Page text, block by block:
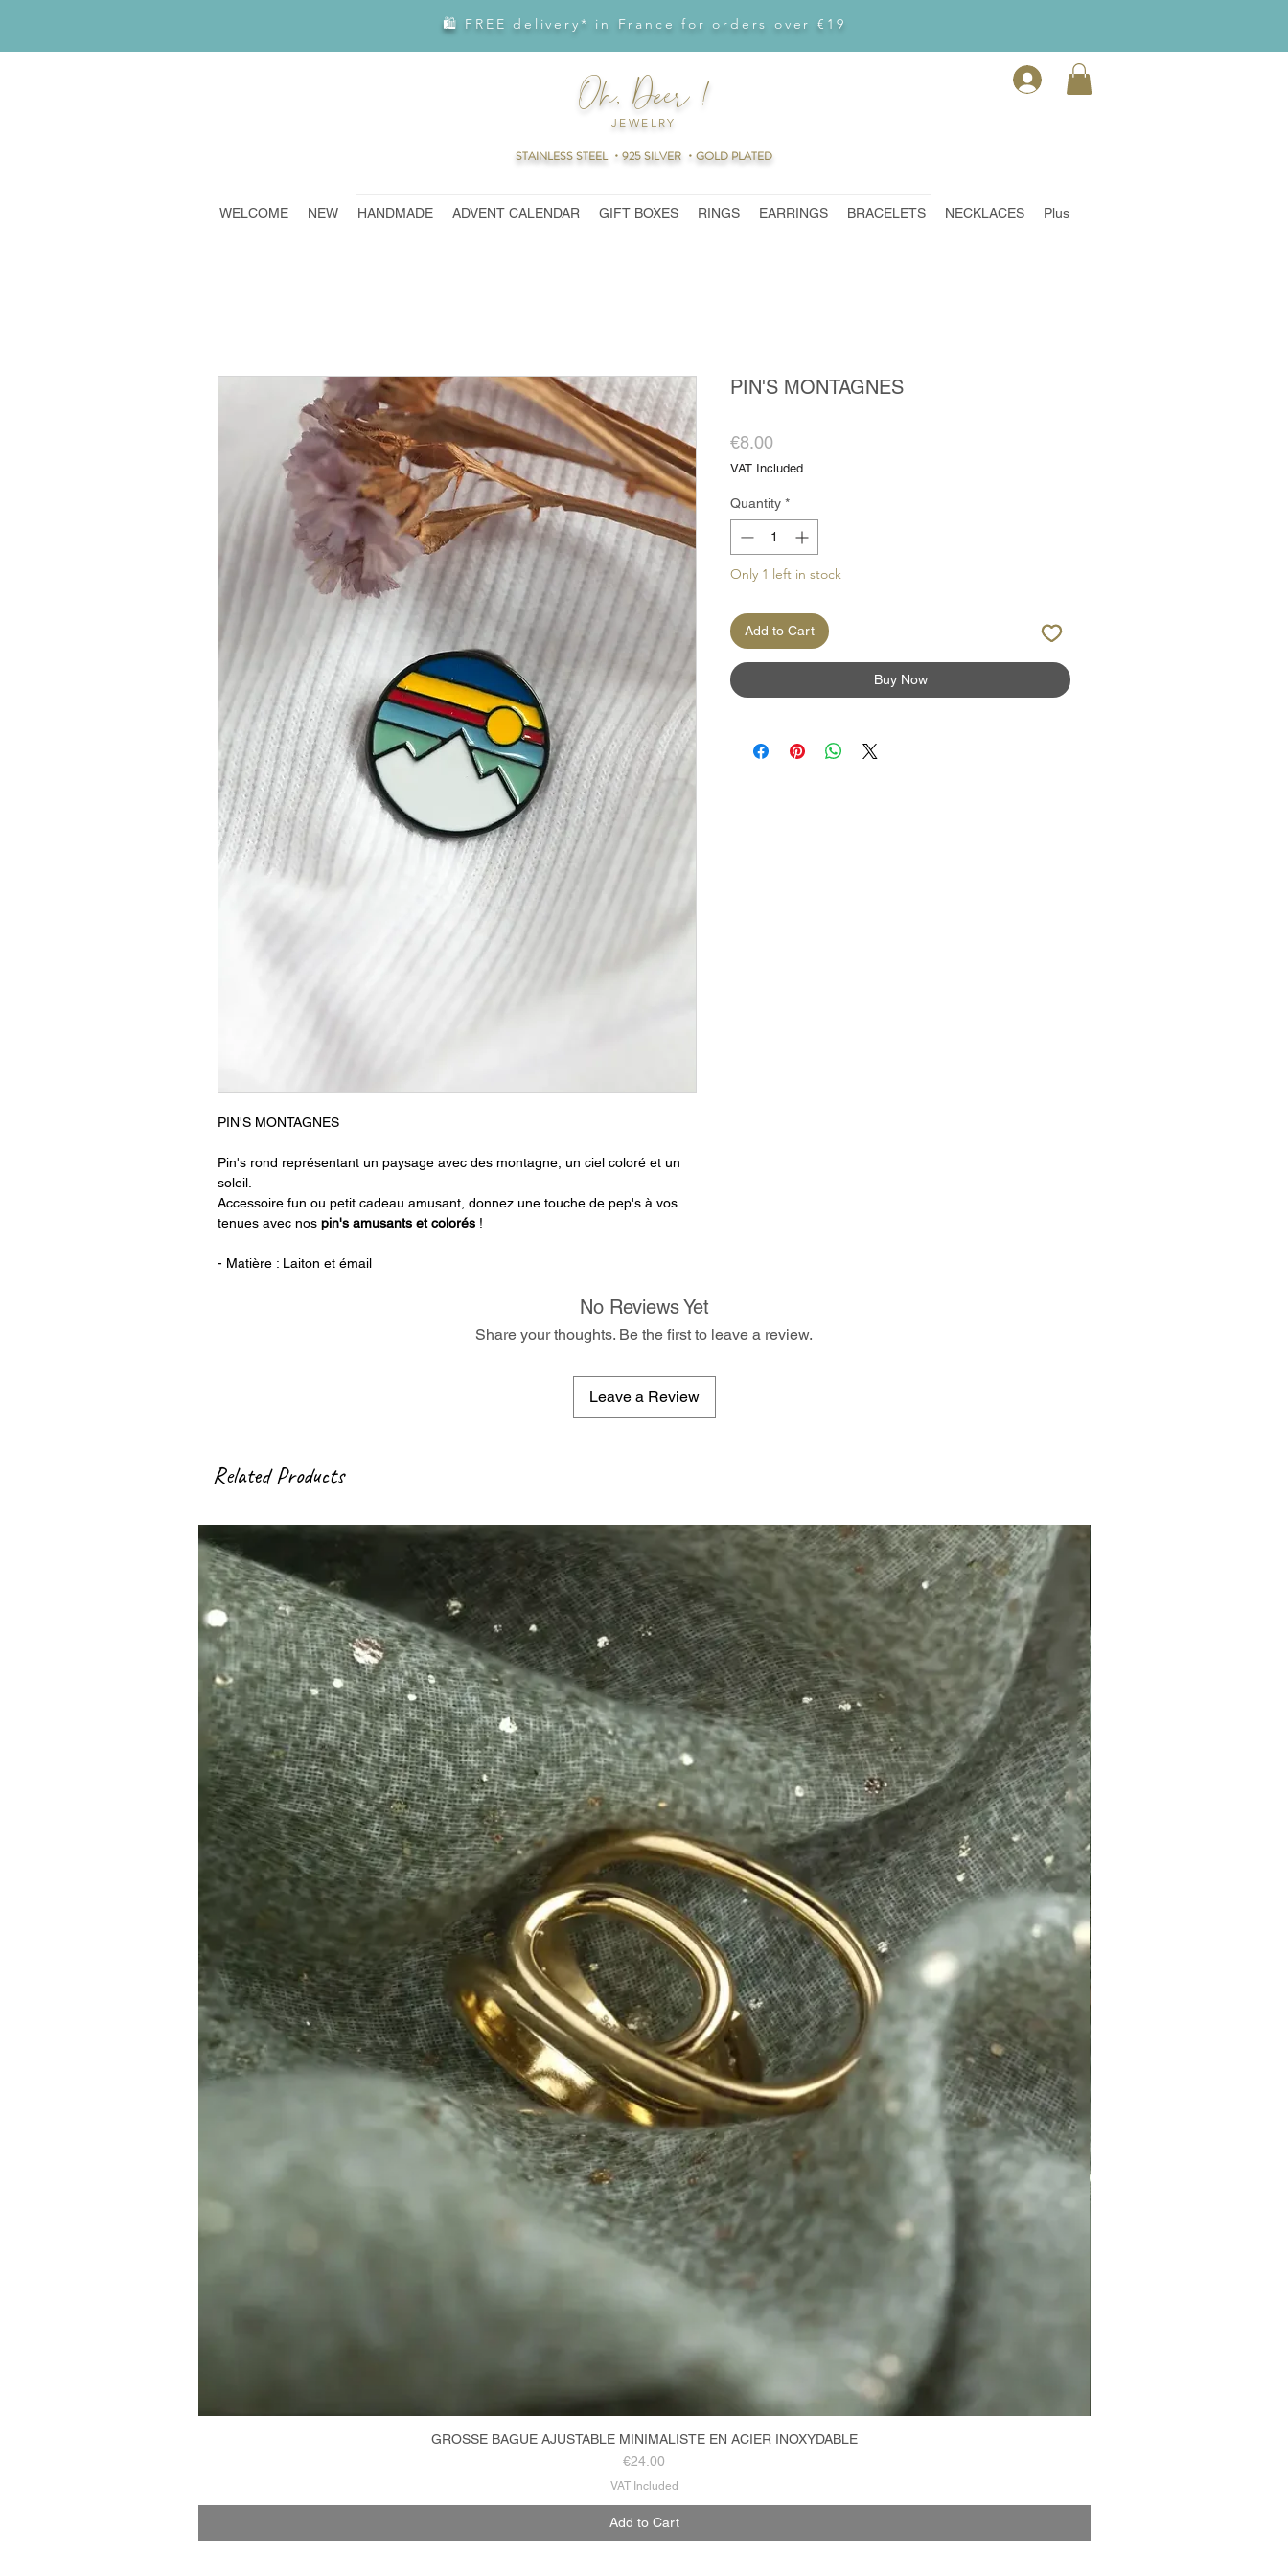
🛍 FREE delivery* in France for orders over €19
Oh, Deer !
JEWELRY
STAINLESS STEEL ・925 SILVER ・GOLD PLATED
WELCOME NEW HANDMADE ADVENT CALENDAR GIFT BOXES RINGS EARRINGS BRACELETS NECKLACES Plus
PIN'S MONTAGNES
Pin's rond représentant un paysage avec des montagne, un ciel coloré et un
soleil.
Accessoire fun ou petit cadeau amusant, donnez une touche de pep's à vos
tenues avec nos pin's amusants et colorés !
- Matière : Laiton et émail
PIN'S MONTAGNES
€8.00Price
VAT Included
Quantity *
Only 1 left in stock
Add to Cart
Buy Now
No Reviews Yet
Share your thoughts. Be the first to leave a review.
Leave a Review
Related Products
Quick View
GROSSE BAGUE AJUSTABLE MINIMALISTE EN ACIER INOXYDABLE
Price
€24.00
VAT Included
Add to Cart